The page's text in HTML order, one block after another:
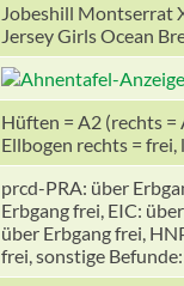
Jobeshill Montserrat
Jersey Girls Ocean
Hüften = A2 (rechts =
Ellbogen rechts = frei,
prcd-PRA: über
Erbgang frei, EIC:
über Erbgang frei,
frei, sonstige